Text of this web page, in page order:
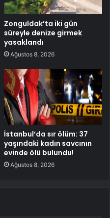
Zonguldak’ta iki gün
süreyle denize girmek
yasaklandı
Ağustos 8, 2026
İstanbul’da sır ölüm: 37
yaşındaki kadın savcının
evinde ölü bulundu!
Ağustos 8, 2026